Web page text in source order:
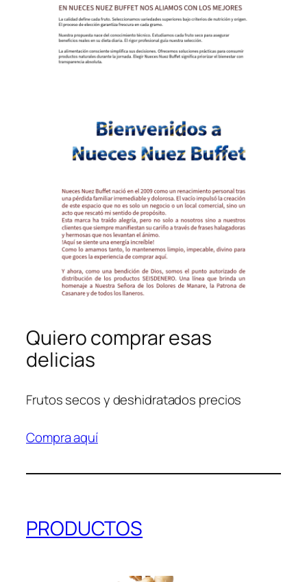
Quiero comprar esas
delicias
Frutos secos y deshidratados precios
Compra aquí
PRODUCTOS